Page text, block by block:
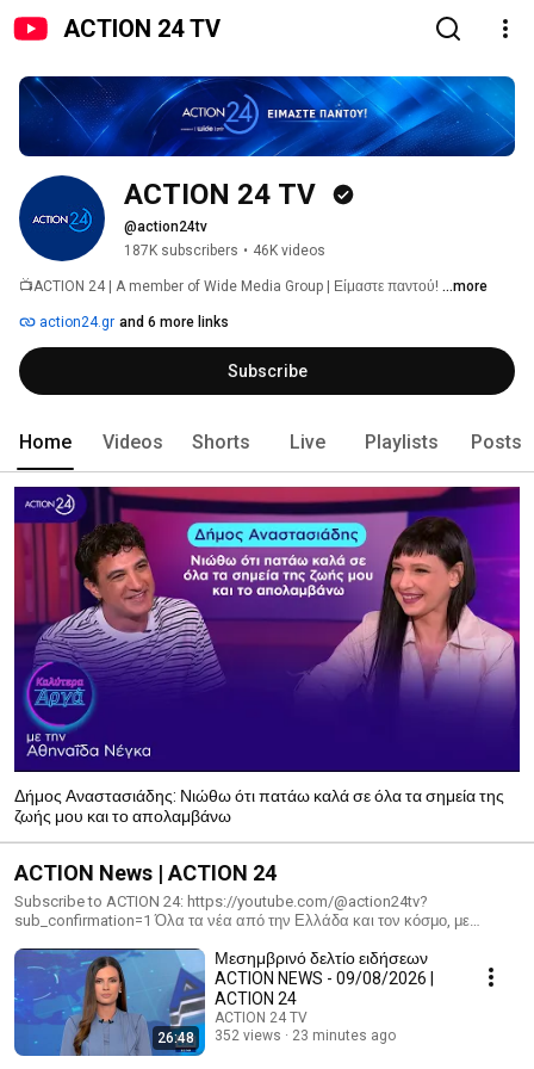
ACTION 24 TV
ACTION 24 TV
@action24tv
187K subscribers • 46K videos
📺ACTION 24 | A member of Wide Media Group | Είμαστε παντού! ...more
action24.gr and 6 more links
Subscribe
Home Videos Shorts Live Playlists Posts
Δήμος Αναστασιάδης: Νιώθω ότι πατάω καλά σε όλα τα σημεία της
ζωής μου και το απολαμβάνω
ACTION News | ACTION 24
Subscribe to ACTION 24: https://youtube.com/@action24tv?
sub_confirmation=1 Όλα τα νέα από την Ελλάδα και τον κόσμο, με
Παρακολουθήστε ολόκληρες τις ενημερωτικές μας εκπομπές και τα
καλύτερα στιγμιότυπά τους 👇 📌Πρωινή Ζώνη:
https://www.youtube.com/playlist?
list=PLFvgelOyziNnbIfx8NySVcJxSyijDO_Vl 📌ACTION Τώρα:
https://www.youtube.com/playlist?
list=PLFvgelOyziNl3Y2HWR961gBO2eR-Jerl6 📌Πίσω από τις γραμμές:
26:48
Μεσημβρινό δελτίο ειδήσεων
ACTION NEWS - 09/08/2026 |
ACTION 24
ACTION 24 TV
352 views
23 minutes ago